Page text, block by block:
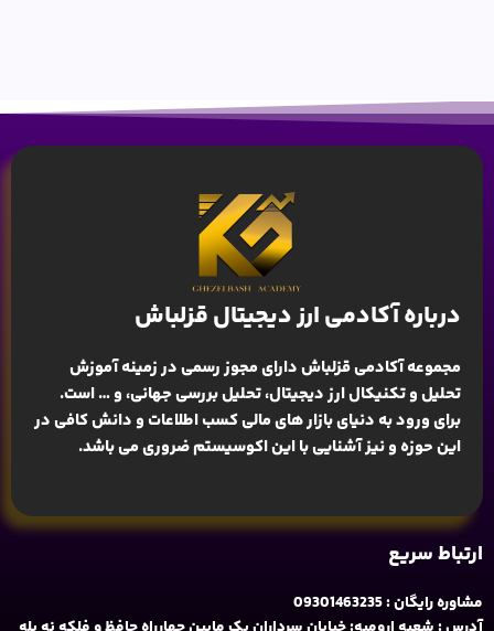
درباره آکادمی ارز دیجیتال قزلباش
مجموعه آکادمی قزلباش دارای مجوز رسمی در زمینهآموزش
تحلیل و تکنیکال ارز دیجیتال، تحلیل بررسی جهانی، و … است.
برای ورود به دنیای بازار های مالی کسب اطلاعات و دانش کافی در
این حوزه و نیز آشنایی با این اکوسیستم ضروری می باشد.
ارتباط سریع
مشاوره رایگان : 09301463235